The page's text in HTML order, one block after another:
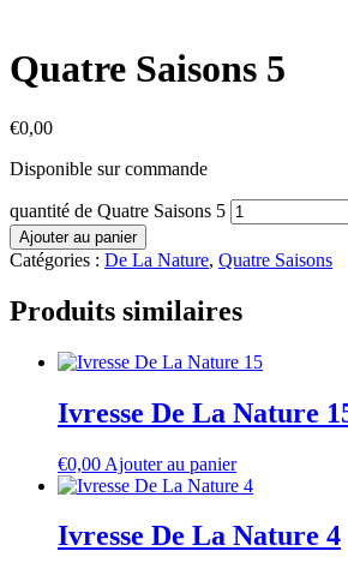
Quatre Saisons 5
€0,00
Disponible sur commande
quantité de Quatre Saisons 5
Ajouter au panier
Catégories : De La Nature, Quatre Saisons
Produits similaires
Ivresse De La Nature
€0,00 Ajouter au panier
Ivresse De La Nature 4